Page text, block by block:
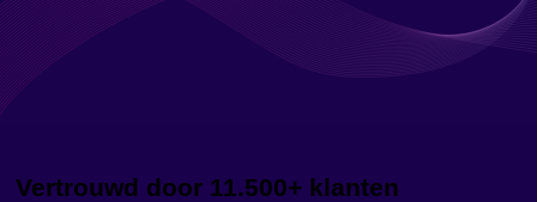
Vertrouwd door 11.500+ klanten